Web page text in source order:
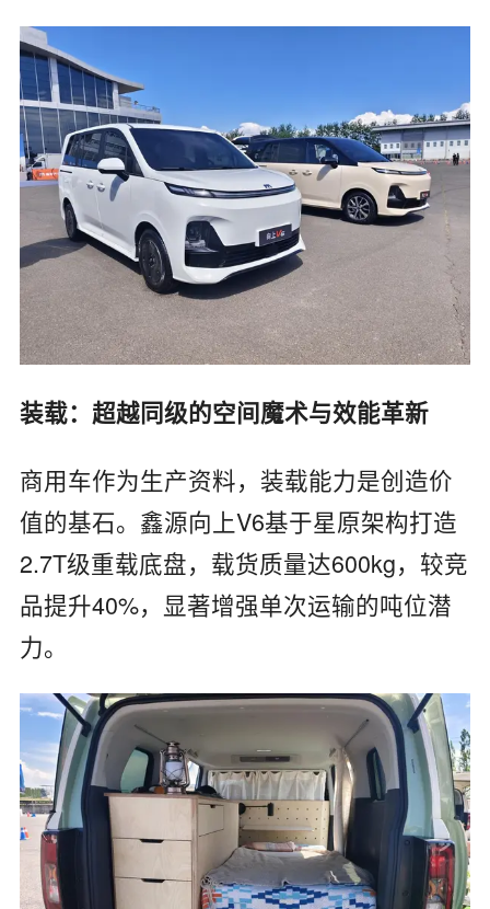
‌装载：超越同级的空间魔术与效能革新‌
商用车作为生产资料，装载能力是创造价
值的基石。鑫源向上V6基于‌星原架构‌打造‌
2.7T级重载底盘‌，‌载货质量达600kg，较竞
品提升40%‌，显著增强单次运输的吨位潜
力。